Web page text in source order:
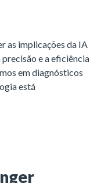
as implicações da IA
e a eficiência
em diagnósticos
está